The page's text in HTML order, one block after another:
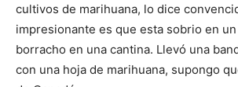
cultivos de marihuana, lo dice
impresionante es que esta sobrio en
borracho en una cantina. Llevó una
con una hoja de marihuana, supongo